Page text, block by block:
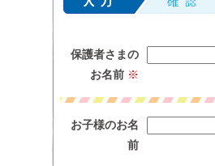
保護者さまの
お名前 ※
お子様のお名
前